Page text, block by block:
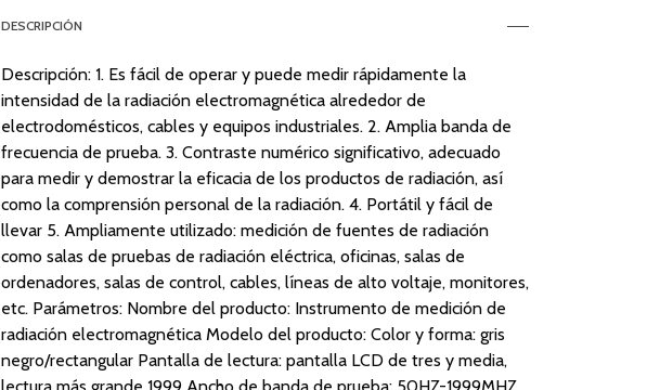
DESCRIPCIÓN
Descripción: 1. Es fácil de operar y puede medir rápidamente la
intensidad de la radiación electromagnética alrededor de
electrodomésticos, cables y equipos industriales. 2. Amplia banda de
frecuencia de prueba. 3. Contraste numérico significativo, adecuado
para medir y demostrar la eficacia de los productos de radiación, así
como la comprensión personal de la radiación. 4. Portátil y fácil de
llevar 5. Ampliamente utilizado: medición de fuentes de radiación
como salas de pruebas de radiación eléctrica, oficinas, salas de
ordenadores, salas de control, cables, líneas de alto voltaje, monitores,
etc. Parámetros: Nombre del producto: Instrumento de medición de
radiación electromagnética Modelo del producto: Color y forma: gris
negro/rectangular Pantalla de lectura: pantalla LCD de tres y media,